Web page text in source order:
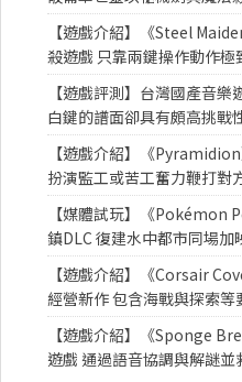
【遊戲介紹】《Steel
殺遊戲 只靠兩鍵操作動作
【遊戲評測】台灣國產音
白鍵的譜面卻具有頗高挑戰
【遊戲介紹】《
扮演監工或苦工奮力鞭打對
【媒體試玩】《Pokémon
鎮DLC 復建水中都市同場
【遊戲介紹】《Corsair
經營新作 包含海戰與探索
【遊戲介紹】《Sponge
遊戲 通過語音協調與解謎並